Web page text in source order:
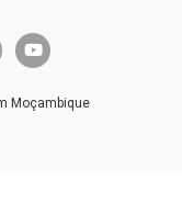
youtube
Moçambique